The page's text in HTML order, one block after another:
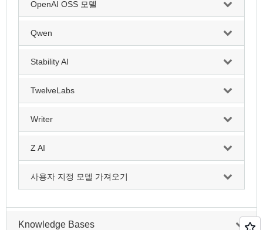
OpenAI OSS 모델
Qwen
Stability AI
TwelveLabs
Writer
Z AI
사용자 지정 모델 가져오기
Knowledge Bases